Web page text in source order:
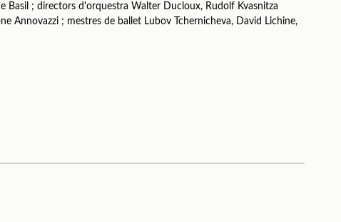
Basil ; directors d'orquestra Walter Ducloux, Rudolf Kvasnitza
Annovazzi ; mestres de ballet Lubov Tchernicheva, David Lichine,